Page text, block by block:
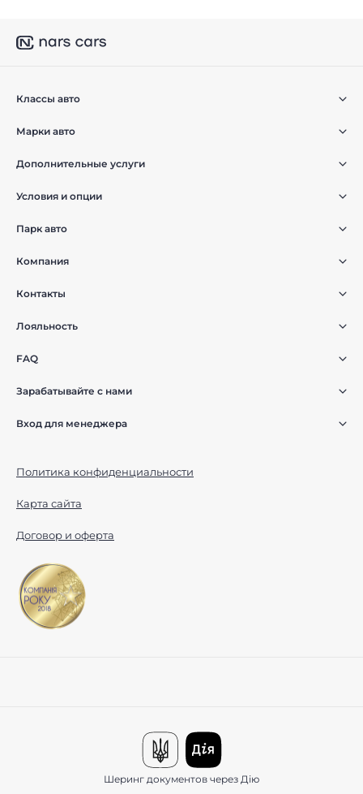
Классы авто
Марки авто
Дополнительные услуги
Условия и опции
Парк авто
Компания
Контакты
Лояльность
FAQ
Зарабатывайте с нами
Вход для менеджера
Политика конфиденциальности
Карта сайта
Договор и оферта
Шеринг документов через Дію